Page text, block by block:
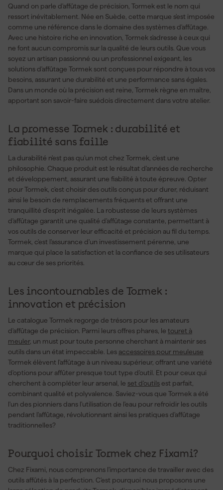
Quand on parle d'affûtage de précision, Tormek est le nom qui
ressort inévitablement. Née en Suède, cette marque s'est imposée
comme une référence dans le domaine des systèmes d'affûtage.
Avec une histoire riche en innovation, Tormek s'adresse à ceux qui
ne font aucun compromis sur la qualité de leurs outils. Que vous
soyez un artisan passionné ou un professionnel exigeant, les
solutions d'affûtage Tormek sont conçues pour répondre à tous vos
besoins, assurant une durabilité et une performance sans égales.
Dans un monde où la précision est reine, Tormek règne en maître,
apportant son savoir-faire suédois directement dans votre atelier.
La promesse Tormek : durabilité et
fiabilité sans faille
La durabilité n'est pas qu'un mot chez Tormek, c'est une
philosophie. Chaque produit est le résultat d'années de recherche
et développement, assurant une fiabilité à toute épreuve. Opter
pour Tormek, c'est choisir des outils conçus pour durer, réduisant
ainsi le besoin de remplacements fréquents et offrant une
tranquillité d'esprit inégalée. La robustesse de leurs systèmes
d'affûtage garantit une qualité d'affûtage constante, permettant à
vos outils de conserver leur efficacité et précision au fil du temps.
Tormek, c'est l'assurance d'un investissement pérenne, une
marque qui place la satisfaction et la confiance de ses utilisateurs
au cœur de ses priorités.
Les incontournables de Tormek :
innovation et précision
Le catalogue Tormek regorge de trésors pour les amateurs
d'affûtage de précision. Parmi leurs offres phares, le touret à
meuler, un must pour toute personne cherchant à maintenir ses
outils dans un état impeccable. Les accessoires pour meuleuse
Tormek élèvent l'affûtage à un niveau supérieur, offrant une variété
d'options pour affûter presque tout type d'outil. Et pour ceux qui
cherchent à compléter leur arsenal, le set d'outils est parfait,
combinant qualité et polyvalence. Saviez-vous que Tormek a été
l'un des pionniers dans l'utilisation de l'eau pour refroidir les outils
pendant l'affûtage, révolutionnant ainsi les pratiques d'affûtage
traditionnelles?
Pourquoi choisir Tormek chez Fixami?
Chez Fixami, nous comprenons l'importance de travailler avec des
outils affûtés à la perfection. C'est pourquoi nous proposons une